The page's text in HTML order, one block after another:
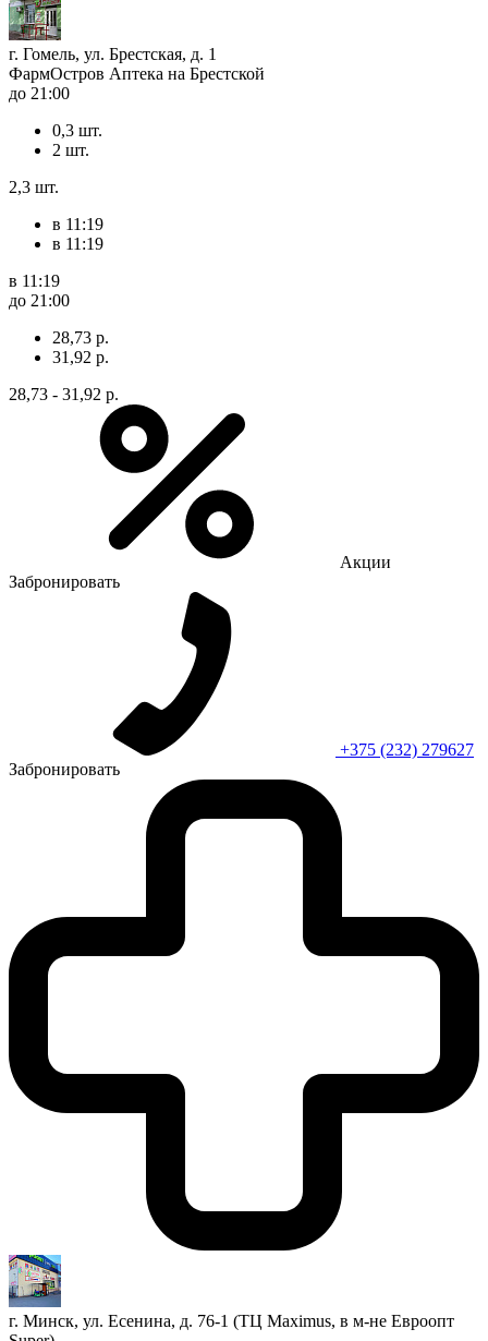
г. Гомель, ул. Брестская, д. 1
ФармОстров Аптека на Брестской
до 21:00
0,3 шт.
2 шт.
2,3 шт.
в 11:19
в 11:19
в 11:19
до 21:00
28,73 р.
31,92 р.
28,73 - 31,92 р.
Акции
Забронировать
+375 (232) 279627
Забронировать
г. Минск, ул. Есенина, д. 76-1 (ТЦ Maximus, в м-не Евроопт